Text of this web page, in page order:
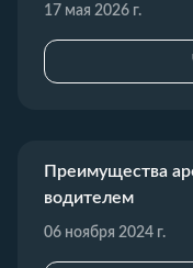
17 мая 2026 г.
Преимущества
водителем
06 ноября 2024 г.